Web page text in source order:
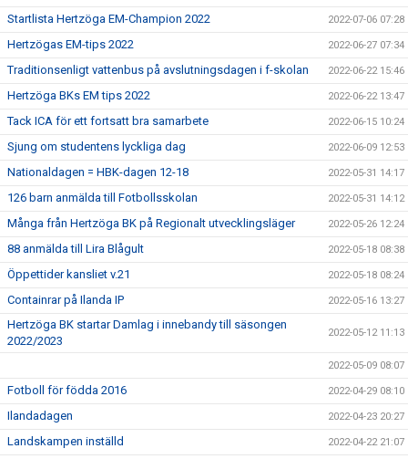
Startlista Hertzöga EM-Champion 2022 2022-07-06 07:28
Hertzögas EM-tips 2022 2022-06-27 07:34
Traditionsenligt vattenbus på avslutningsdagen i f-skolan 2022-06-22 15:46
Hertzöga BKs EM tips 2022 2022-06-22 13:47
Tack ICA för ett fortsatt bra samarbete 2022-06-15 10:24
Sjung om studentens lyckliga dag 2022-06-09 12:53
Nationaldagen = HBK-dagen 12-18 2022-05-31 14:17
126 barn anmälda till Fotbollsskolan 2022-05-31 14:12
Många från Hertzöga BK på Regionalt utvecklingsläger 2022-05-26 12:24
88 anmälda till Lira Blågult 2022-05-18 08:38
Öppettider kansliet v.21 2022-05-18 08:24
Containrar på Ilanda IP 2022-05-16 13:27
Hertzöga BK startar Damlag i innebandy till säsongen
2022/2023
2022-05-12 11:13
2022-05-09 08:07
Fotboll för födda 2016 2022-04-29 08:10
Ilandadagen 2022-04-23 20:27
Landskampen inställd 2022-04-22 21:07